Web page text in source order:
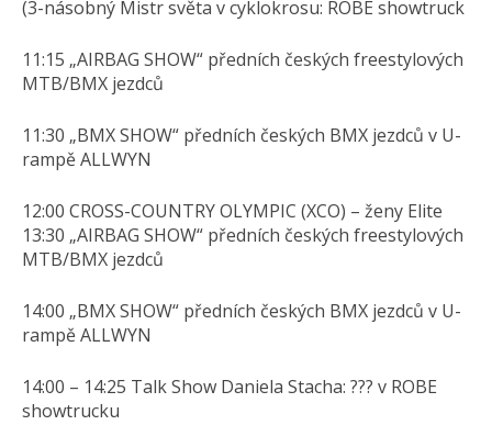
(3-násobný Mistr světa v cyklokrosu: ROBE showtruck
11:15 „AIRBAG SHOW“ předních českých freestylových
MTB/BMX jezdců
11:30 „BMX SHOW“ předních českých BMX jezdců v U-
rampě ALLWYN
12:00 CROSS-COUNTRY OLYMPIC (XCO) – ženy Elite
13:30 „AIRBAG SHOW“ předních českých freestylových
MTB/BMX jezdců
14:00 „BMX SHOW“ předních českých BMX jezdců v U-
rampě ALLWYN
14:00 – 14:25 Talk Show Daniela Stacha: ??? v ROBE
showtrucku